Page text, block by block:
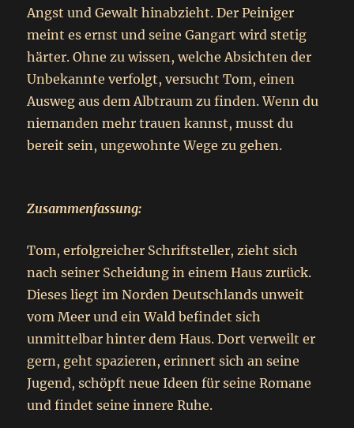
Angst und Gewalt hinabzieht. Der Peiniger
meint es ernst und seine Gangart wird stetig
härter. Ohne zu wissen, welche Absichten der
Unbekannte verfolgt, versucht Tom, einen
Ausweg aus dem Albtraum zu finden. Wenn du
niemanden mehr trauen kannst, musst du
bereit sein, ungewohnte Wege zu gehen.
Zusammenfassung:
Tom, erfolgreicher Schriftsteller, zieht sich
nach seiner Scheidung in einem Haus zurück.
Dieses liegt im Norden Deutschlands unweit
vom Meer und ein Wald befindet sich
unmittelbar hinter dem Haus. Dort verweilt er
gern, geht spazieren, erinnert sich an seine
Jugend, schöpft neue Ideen für seine Romane
und findet seine innere Ruhe.